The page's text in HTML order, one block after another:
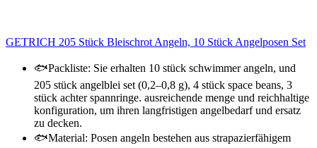
GETRICH 205 Stück Bleischrot Angeln, 10 Stück Angelposen Set
🐟Packliste: Sie erhalten 10 stück schwimmer angeln, und
205 stück angelblei set (0,2–0,8 g), 4 stück space beans, 3
stück achter spannringe. ausreichende menge und reichhaltige
konfiguration, um ihren langfristigen angelbedarf und ersatz
zu decken.
🐟Material: Posen angeln bestehen aus strapazierfähigem